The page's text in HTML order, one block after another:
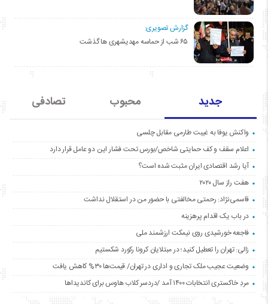
گزارش تصویری:
۶۵ شب از حماسه مهدیشهری ها گذشت
جدید محبوب تصادفی
واکنش یوفا به غیبت طارمی مقابل چلسی
اعلام سقف و کف حمایتی شاخص/بورس تحت فشار این دو عامل قرار دارد
آیا رشد اقتصادی ایران مثبت شده است؟
هفت راز سال ۲۰۲۰
قاسمی‌نژاد: رحمتی مخالفتی با حضور من در استقلال نداشت
در باب یک اقدام پرهزینه
فاجعه خورشیدی روی نیمکت ارزشمند ملی
زالی: تهران را تعطیل کنید؛ در مبتلایان کرونا رکورد شکستیم
وضعیت عجیب ملک تجاری و اداری در تهران/ قیمت‌ها ۳۰% کاهش یافت
مردِ خاکستری انتخابات ۱۴۰۰ آمد /دردسر کلاب هاوس برای کاندیداها